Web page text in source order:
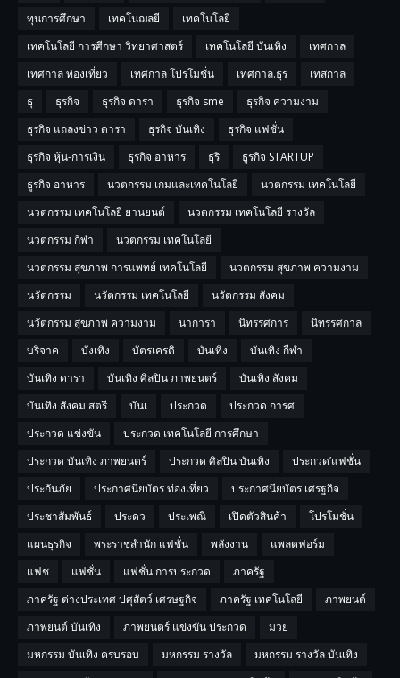
ทุนการศึกษา
เทคโนฌลยี
เทคโนโลยี
เทคโนโลยี การศีกษา วิทยาศาสตร์
เทคโนโลยี บันเทิง
เทศกาล
เทศกาล ท่องเที่ยว
เทศกาล โปรโมชั่น เทศกาล.ธุร
เทสกาล
ธุ
ธุรกิจ ธุรกิจ ดารา ธุรกิจ sme
ธุรกิจ ความงาม
ธุรกิจ แถลงข่าว ดารา
ธุรกิจ บันเทิง
ธุรกิจ แฟชั่น
ธุรกิจ หุ้น-การเงิน
ธุรกิจ อาหาร ธุริ
ธูรกิจ STARTUP
ธูรกิจ อาหาร
นวตกรรม เกมและเทคโนโลยี
นวตกรรม เทคโนโลยี
นวตกรรม เทคโนโลยี ยานยนต์
นวตกรรม เทคโนโลยี รางวัล
นวตกรรม กีฬา
นวตกรรม เทคโนโลยี
นวตกรรม สุขภาพ การแพทย์ เทคโนโลยี
นวตกรรม สุขภาพ ความงาม
นวัตกรรม
นวัตกรรม เทคโนโลยี
นวัตกรรม สังคม
นวัตกรรม สุขภาพ ความงาม
นาการา นิทรรศการ
นิทรรศกาล
บริจาค
บังเทิง บัตรเครดิ บันเทิง
บันเทิง กีฬา
บันเทิง ดารา
บันเทิง ศิลปิน ภาพยนตร์
บันเทิง สังคม
บันเทิง สังคม สตรี
บันเ ประกวด
ประกวด การศ
ประกวด แข่งขัน
ประกวด เทคโนโลยี การศึกษา
ประกวด บันเทิง ภาพยนตร์
ประกวด ศิลปิน บันเทิง
ประกวด’แฟชั่น
ประกันภัย
ประกาศนียบัตร ท่องเที่ยว
ประกาศนียบัตร เศรฐกิจ
ประชาสัมพันธ์
ประดว ประเพณี เปิดตัวสินค้า
โปรโมชั่น
แผนธุรกิจ
พระราชสำนัก แฟชั่น พลังงาน
แพลตฟอร์ม
แฟช
แฟชั่น แฟชั่น การประกวด
ภาครัฐ
ภาครัฐ ต่างประเทศ ปศุสัตว์ เศรษฐกิจ
ภาครัฐ เทคโนโลยี
ภาพยนต์
ภาพยนต์ บันเทิง
ภาพยนตร์ แข่งขัน ประกวด
มวย
มหกรรม บันเทิง ครบรอบ
มหกรรม รางวัล
มหกรรม รางวัล บันเทิง